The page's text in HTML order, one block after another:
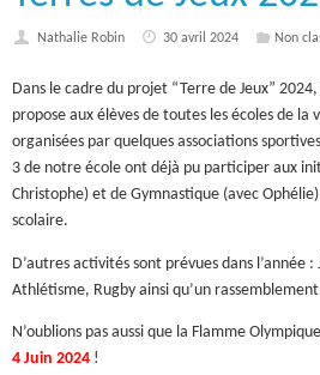
Nathalie Robin 30 avril 2024 Non
Dans le cadre du projet “Terre de Jeux”
propose aux élèves de toutes les écoles de la
organisées par quelques associations
3 de notre école ont déjà pu participer aux
Christophe) et de Gymnastique (avec
scolaire.
D’autres activités sont prévues dans l’année :
Athlétisme, Rugby ainsi qu’un
N’oublions pas aussi que la Flamme
4 Juin 2024 !